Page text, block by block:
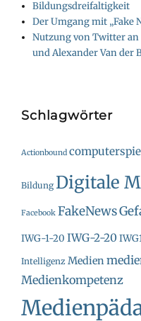
Bildungsdreifaltigkeit
Der Umgang mit „Fake
Nutzung von Twitter an
und Alexander Van der
Schlagwörter
Actionbound
Bildung Digitale
Facebook FakeNews
IWG-1-20 IWG-2-20
Intelligenz Medien
Medienkompetenz